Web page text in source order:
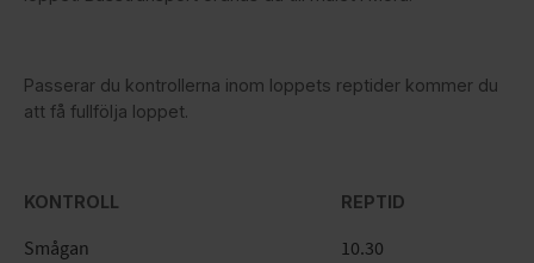
Passerar du kontrollerna inom loppets reptider kommer du
att få fullfölja loppet.
KONTROLL REPTID
Smågan
10.30